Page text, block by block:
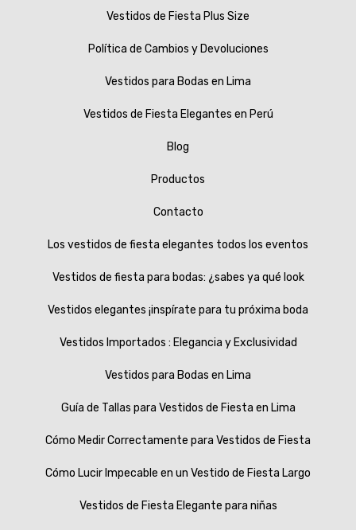
Vestidos de Fiesta Plus Size
Política de Cambios y Devoluciones
Vestidos para Bodas en Lima
Vestidos de Fiesta Elegantes en Perú
Blog
Productos
Contacto
Los vestidos de fiesta elegantes todos los eventos
Vestidos de fiesta para bodas: ¿sabes ya qué look
Vestidos elegantes ¡inspírate para tu próxima boda
Vestidos Importados : Elegancia y Exclusividad
Vestidos para Bodas en Lima
Guía de Tallas para Vestidos de Fiesta en Lima
Cómo Medir Correctamente para Vestidos de Fiesta
Cómo Lucir Impecable en un Vestido de Fiesta Largo
Vestidos de Fiesta Elegante para niñas